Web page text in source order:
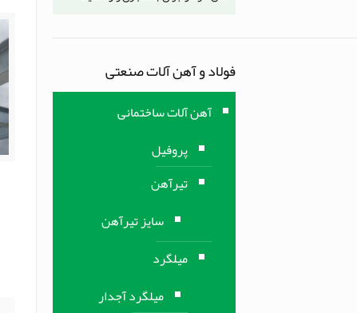
فولاد و آهن آلات صنعتی
آهن آلات ساختمانی
پروفیل
تیرآهن
سایز تیرآهن
میلگرد
میلگرد آجدار